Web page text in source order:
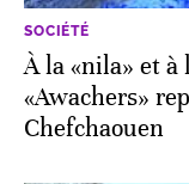
SOCIÉTÉ
À la «nila» et
«Awachers»
Chefchaouen